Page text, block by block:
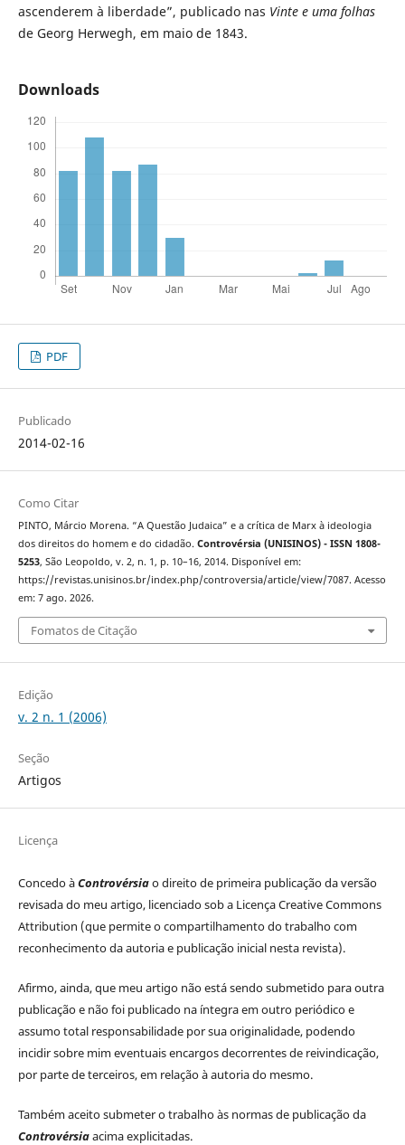
ascenderem à liberdade”, publicado nas Vinte e uma folhas
de Georg Herwegh, em maio de 1843.
Downloads
PDF
Publicado
2014-02-16
Como Citar
PINTO, Márcio Morena. “A Questão Judaica” e a crítica de Marx à ideologia
dos direitos do homem e do cidadão. Controvérsia (UNISINOS) - ISSN 1808-
5253, São Leopoldo, v. 2, n. 1, p. 10–16, 2014. Disponível em:
https://revistas.unisinos.br/index.php/controversia/article/view/7087. Acesso
em: 7 ago. 2026.
Fomatos de Citação
Edição
v. 2 n. 1 (2006)
Seção
Artigos
Licença
Concedo àControvérsiao direito de primeira publicação da versão
revisada do meu artigo, licenciado sob a Licença Creative Commons
Attribution (que permite o compartilhamento do trabalho com
reconhecimento da autoria e publicação inicial nesta revista).
Afirmo, ainda, que meu artigo não está sendo submetido para outra
publicação e não foi publicado na íntegra em outro periódico e
assumo total responsabilidade por sua originalidade, podendo
incidir sobre mim eventuais encargos decorrentes de reivindicação,
por parte de terceiros, em relação à autoria do mesmo.
Também aceito submeter o trabalho às normas de publicação da
Controvérsiaacima explicitadas.